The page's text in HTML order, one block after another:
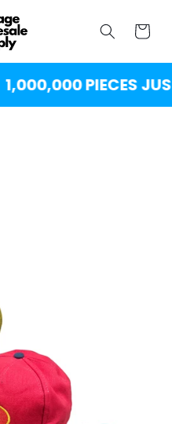
Wagen
1,000,000 PIECES